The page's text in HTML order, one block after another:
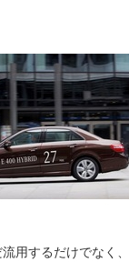
用するだけでなく、